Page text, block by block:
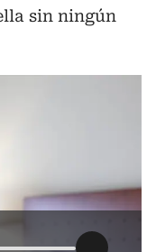
sin ningún